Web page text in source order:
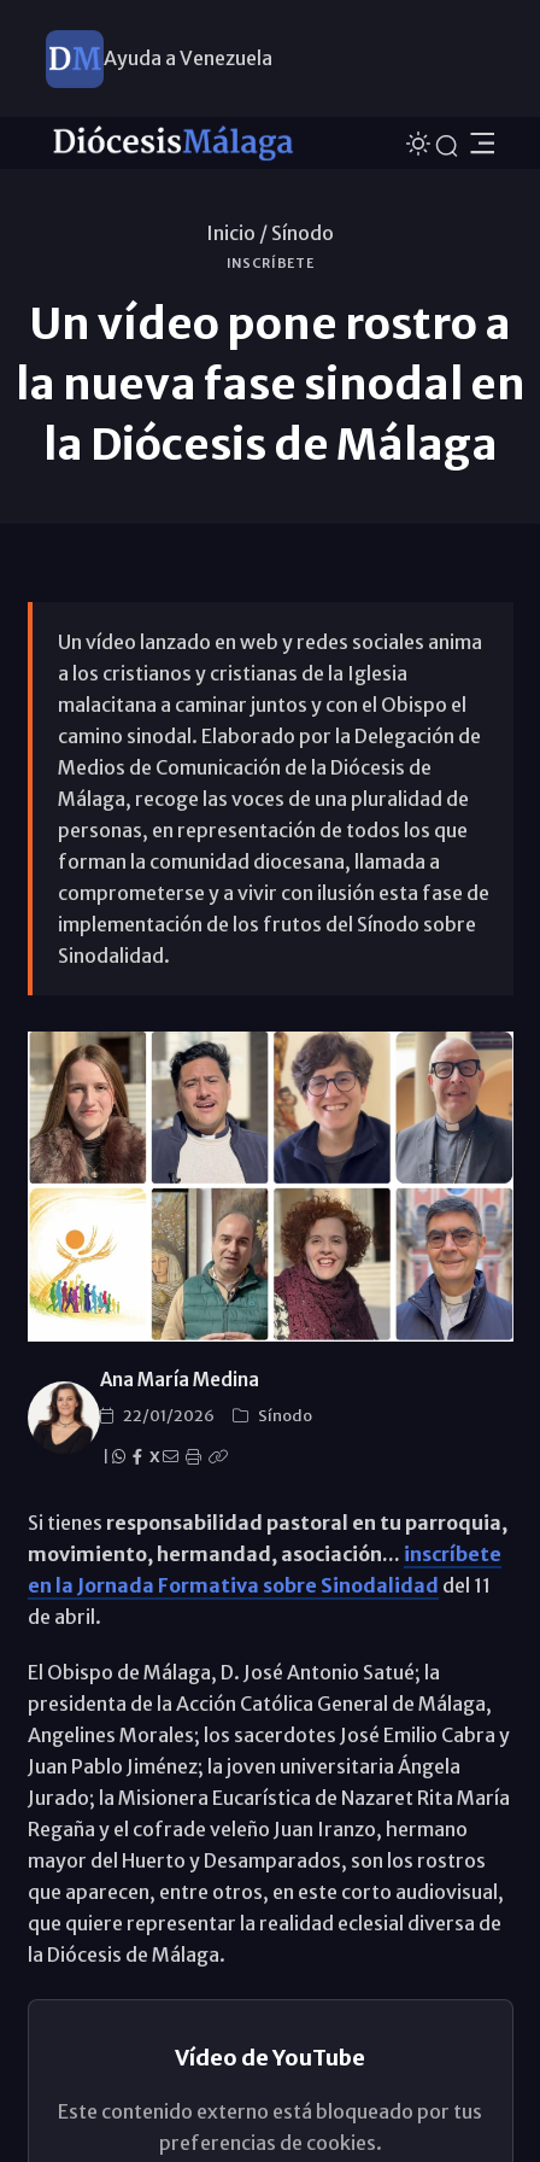
Ayuda a Venezuela
Inicio / Sínodo
INSCRÍBETE
Un vídeo pone rostro a
la nueva fase sinodal en
la Diócesis de Málaga
Un vídeo lanzado en web y redes sociales anima
a los cristianos y cristianas de la Iglesia
malacitana a caminar juntos y con el Obispo el
camino sinodal. Elaborado por la Delegación de
Medios de Comunicación de la Diócesis de
Málaga, recoge las voces de una pluralidad de
personas, en representación de todos los que
forman la comunidad diocesana, llamada a
comprometerse y a vivir con ilusión esta fase de
implementación de los frutos del Sínodo sobre
Sinodalidad.
Ana María Medina
22/01/2026
Sínodo
X
Si tienes responsabilidad pastoral en tu parroquia,
movimiento, hermandad, asociación... inscríbete
en la Jornada Formativa sobre Sinodalidad del 11
de abril.
El Obispo de Málaga, D. José Antonio Satué; la
presidenta de la Acción Católica General de Málaga,
Angelines Morales; los sacerdotes José Emilio Cabra y
Juan Pablo Jiménez; la joven universitaria Ángela
Jurado; la Misionera Eucarística de Nazaret Rita María
Regaña y el cofrade veleño Juan Iranzo, hermano
mayor del Huerto y Desamparados, son los rostros
que aparecen, entre otros, en este corto audiovisual,
que quiere representar la realidad eclesial diversa de
la Diócesis de Málaga.
Vídeo de YouTube
Este contenido externo está bloqueado por tus
preferencias de cookies.